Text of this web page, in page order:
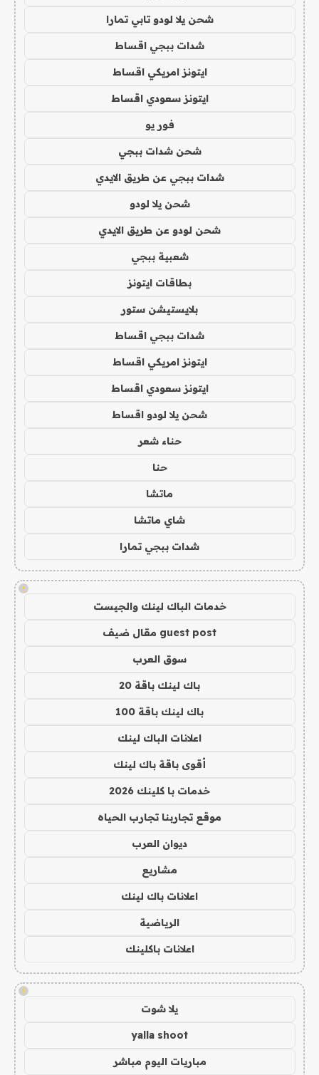
شحن يلا لودو تابي تمارا
شدات ببجي اقساط
ايتونز امريكي اقساط
ايتونز سعودي اقساط
فور يو
شحن شدات ببجي
شدات ببجي عن طريق الايدي
شحن يلا لودو
شحن لودو عن طريق الايدي
شعبية ببجي
بطاقات ايتونز
بلايستيشن ستور
شدات ببجي اقساط
ايتونز امريكي اقساط
ايتونز سعودي اقساط
شحن يلا لودو اقساط
حناء شعر
حنا
ماتشا
شاي ماتشا
شدات ببجي تمارا
!
خدمات الباك لينك والجيست
guest post مقال ضيف
سوق العرب
باك لينك باقة 20
باك لينك باقة 100
اعلانات الباك لينك
أقوى باقة باك لينك
خدمات با كلينك 2026
موقع تجاربنا تجارب الحياه
ديوان العرب
مشاريع
اعلانات باك لينك
الرياضية
اعلانات باكلينك
!
يلا شوت
yalla shoot
مباريات اليوم مباشر